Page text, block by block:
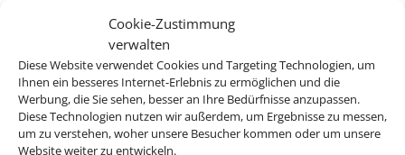
Cookie-Zustimmung
verwalten
Diese Website verwendet Cookies und Targeting Technologien, um
Ihnen ein besseres Internet-Erlebnis zu ermöglichen und die
Werbung, die Sie sehen, besser an Ihre Bedürfnisse anzupassen.
Diese Technologien nutzen wir außerdem, um Ergebnisse zu messen,
um zu verstehen, woher unsere Besucher kommen oder um unsere
Website weiter zu entwickeln.